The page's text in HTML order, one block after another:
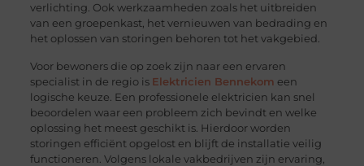
verlichting. Ook werkzaamheden zoals het uitbreiden
van een groepenkast, het vernieuwen van bedrading en
het oplossen van storingen behoren tot het vakgebied.
Voor bewoners die op zoek zijn naar een ervaren
specialist in de regio is Elektricien Bennekom een
logische keuze. Een professionele elektricien kan snel
beoordelen waar een probleem zich bevindt en welke
oplossing het meest geschikt is. Hierdoor worden
storingen efficiënt opgelost en blijft de installatie veilig
functioneren. Volgens lokale vakbedrijven zijn ervaring,